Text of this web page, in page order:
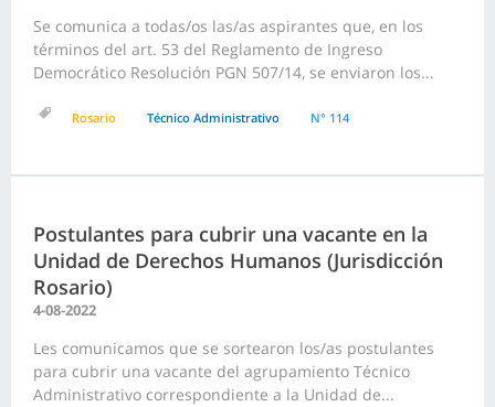
Se comunica a todas/os las/as aspirantes que, en los
términos del art. 53 del Reglamento de Ingreso
Democrático Resolución PGN 507/14, se enviaron los...
Rosario Técnico Administrativo N° 114
Postulantes para cubrir una vacante en la
Unidad de Derechos Humanos (Jurisdicción
Rosario)
4-08-2022
Les comunicamos que se sortearon los/as postulantes
para cubrir una vacante del agrupamiento Técnico
Administrativo correspondiente a la Unidad de...